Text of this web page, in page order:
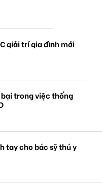
giải trí gia đình mới
trong việc thống
tay cho bác sỹ thú y